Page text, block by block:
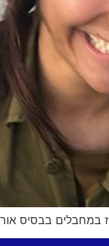
בבסיס